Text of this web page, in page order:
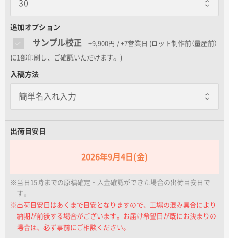
よくあるご質問
名入れグループサイト
追加オプション
サンプル校正 +9,900円 / +7営業日 (ロット制作前（量産前）
に1部印刷し、ご確認いただけます。)
入稿方法
出荷目安日
2026年9月4日(金)
※当日15時までの原稿確定・入金確認ができた場合の出荷目安日で
す。
※出荷目安日はあくまで目安となりますので、工場の混み具合により
納期が前後する場合がございます。お届け希望日が既にお決まりの
場合は、必ず事前にご相談ください。